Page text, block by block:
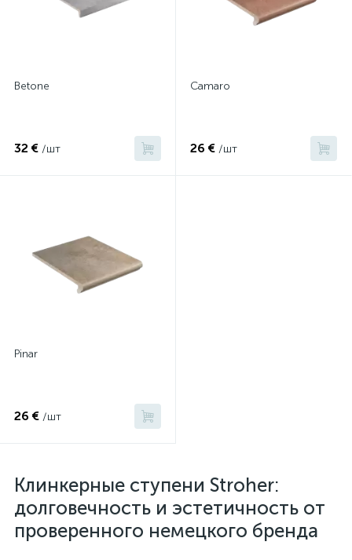
Betone
32 € /шт
Camaro
26 € /шт
Pinar
26 € /шт
Клинкерные ступени Stroher:
долговечность и эстетичность от
проверенного немецкого бренда